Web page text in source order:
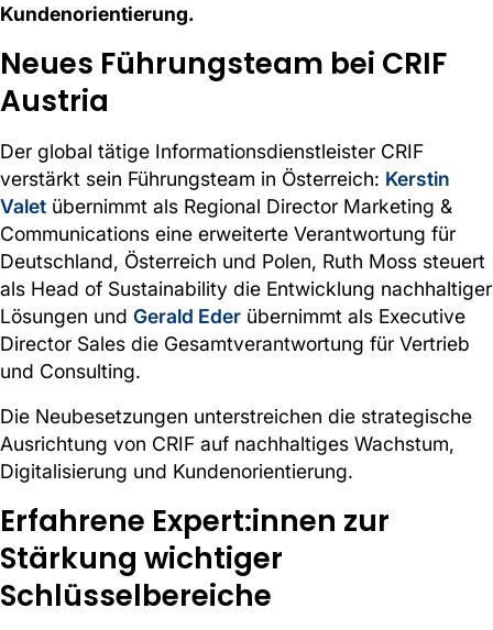
Kundenorientierung.
Neues Führungsteam bei CRIF
Austria
Der global tätige Informationsdienstleister CRIF
verstärkt sein Führungsteam in Österreich: Kerstin
Valet übernimmt als Regional Director Marketing &
Communications eine erweiterte Verantwortung für
Deutschland, Österreich und Polen, Ruth Moss steuert
als Head of Sustainability die Entwicklung nachhaltiger
Lösungen und Gerald Eder übernimmt als Executive
Director Sales die Gesamtverantwortung für Vertrieb
und Consulting.
Die Neubesetzungen unterstreichen die strategische
Ausrichtung von CRIF auf nachhaltiges Wachstum,
Digitalisierung und Kundenorientierung.
Erfahrene Expert:innen zur
Stärkung wichtiger
Schlüsselbereiche